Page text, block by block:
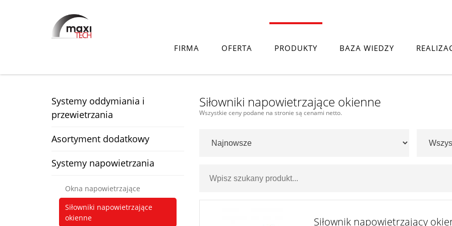
FIRMA OFERTA PRODUKTY BAZA WIEDZY
Systemy oddymiania i
przewietrzania
Asortyment dodatkowy
Systemy napowietrzania
Okna napowietrzające
Siłowniki napowietrzające
okienne
Siłowniki napowietrzające okienne
Wszystkie ceny podane na stronie są cenami netto.
Siłownik napowietrzający